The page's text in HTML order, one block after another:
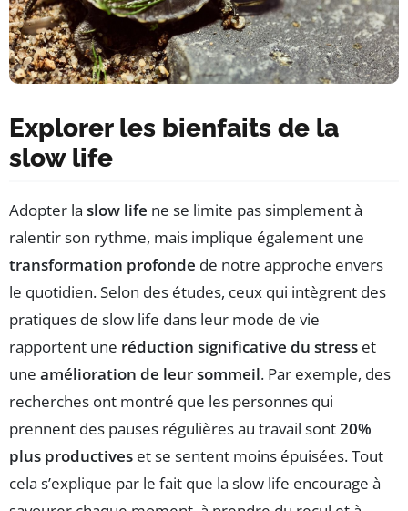
Explorer les bienfaits de la
slow life
Adopter la slow life ne se limite pas simplement à
ralentir son rythme, mais implique également une
transformation profonde de notre approche envers
le quotidien. Selon des études, ceux qui intègrent des
pratiques de slow life dans leur mode de vie
rapportent une réduction significative du stress et
une amélioration de leur sommeil. Par exemple, des
recherches ont montré que les personnes qui
prennent des pauses régulières au travail sont20%
plus productives et se sentent moins épuisées. Tout
cela s’explique par le fait que la slow life encourage à